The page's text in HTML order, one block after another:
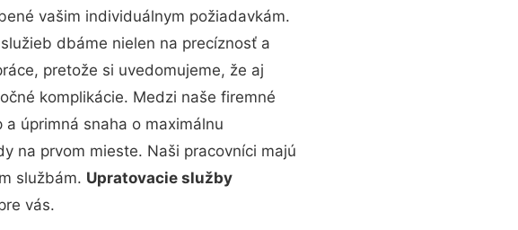
vašim individuálnym požiadavkám.
dbáme nielen na precíznosť a
pretože si uvedomujeme, že aj
komplikácie. Medzi naše firemné
úprimná snaha o maximálnu
na prvom mieste. Naši pracovníci majú
službám. Upratovacie služby
vás.